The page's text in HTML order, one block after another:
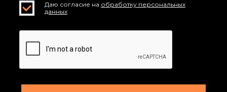
Даю согласие на обработку персональных
данных